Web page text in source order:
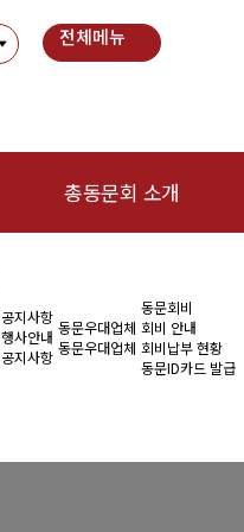
전체메뉴
총동문회 소개
연혁
역대회장
회칙 및 운영규칙
공지사항
행사안내
공지사항
동문우대업체
동문우대업체
동문회비
회비 안내
회비납부 현황
동문ID카드 발급